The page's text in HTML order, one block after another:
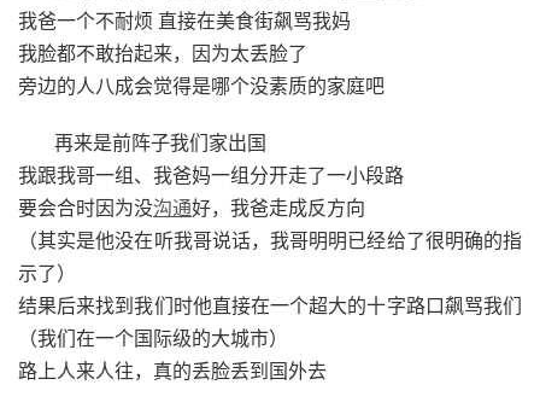
我爸一个不耐烦 直接在美食街飙骂我妈
我脸都不敢抬起来，因为太丢脸了
旁边的人八成会觉得是哪个没素质的家庭吧
再来是前阵子我们家出国
我跟我哥一组、我爸妈一组分开走了一小段路
要会合时因为没沟通好，我爸走成反方向
（其实是他没在听我哥说话，我哥明明已经给了很明确的指
示了）
结果后来找到我们时他直接在一个超大的十字路口飙骂我们
（我们在一个国际级的大城市）
路上人来人往，真的丢脸丢到国外去